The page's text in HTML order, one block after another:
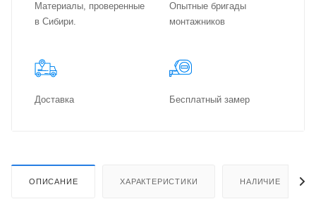
Материалы, проверенные
в Сибири.
Опытные бригады
монтажников
Доставка Бес­плат­ный замер
ОПИСАНИЕ ХАРАКТЕРИСТИКИ НАЛИЧИЕ